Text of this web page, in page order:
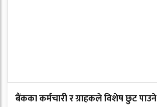
बैंकका कर्मचारी र ग्राहकले विशेष छुट पाउने